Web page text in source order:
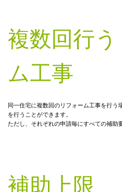
複数回行
ム工事
同一住宅に複数回のリフォーム工事を行う
を行うことができます。
ただし、それぞれの申請毎にすべての補助